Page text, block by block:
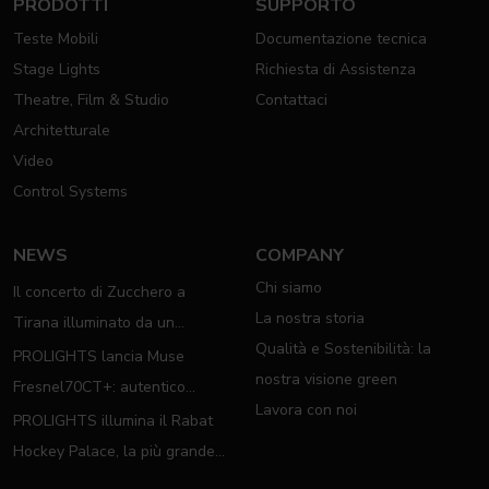
PRODOTTI
Teste Mobili
Stage Lights
Theatre, Film & Studio
Architetturale
Video
Control Systems
SUPPORTO
Documentazione tecnica
Richiesta di Assistenza
Contattaci
NEWS
Il concerto di Zucchero a
Tirana illuminato da un
completo rig PROLIGHTS
PROLIGHTS lancia Muse
Fresnel70CT+: autentico
moving Fresnel
PROLIGHTS illumina il Rabat
Hockey Palace, la più grande
COMPANY
Chi siamo
La nostra storia
Qualità e Sostenibilità: la
nostra visione green
Lavora con noi